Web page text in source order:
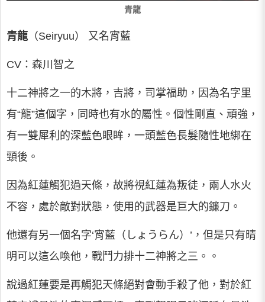
青龍
青龍 （Seiryuu） 又名宵藍
CV：森川智之
十二神將之一的木將，吉將，司掌福助，因為名字里
有“龍”這個字，同時也有水的屬性。個性剛直、頑強，
有一雙犀利的深藍色眼眸，一頭藍色長髮隨性地綁在
頸後。
因為紅蓮觸犯過天條，故將視紅蓮為叛徒，兩人水火
不容，處於敵對狀態，使用的武器是巨大的鐮刀。
他還有另一個名字‘宵藍（しょうらん）’，但是只有晴
明可以這么喚他，戰鬥力排十二神將之三。。
說過紅蓮要是再觸犯天條絕對會動手殺了他，對於紅